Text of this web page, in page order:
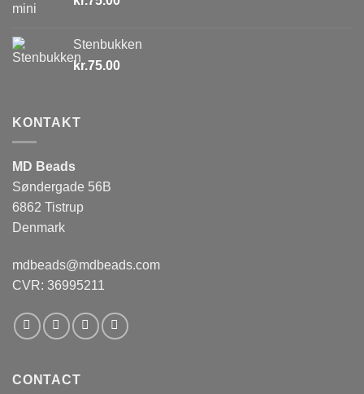
Stenbukken
kr.75.00
KONTAKT
MD Beads
Søndergade 56B
6862 Tistrup
Denmark
mdbeads@mdbeads.com
CVR: 36995211
CONTACT